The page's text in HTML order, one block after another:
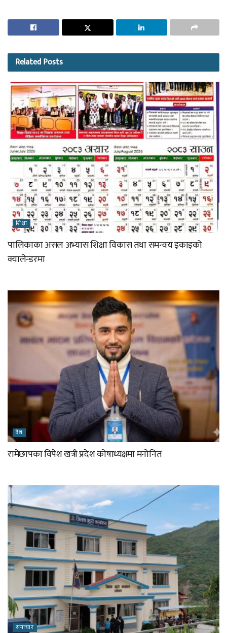
RelatedPosts
शिक्षा
पालिकाका असल अभ्यास शिक्षा विकास तथा समन्वय इकाइको
क्यालेन्डरमा
देश
रामेछापका विपेश खत्री प्रदेश कोषाध्यक्षमा मनोनित
समाचार